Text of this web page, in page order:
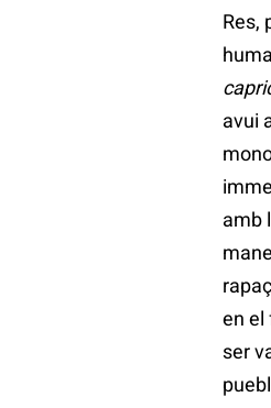
Res,
avui
amb
en el
ser